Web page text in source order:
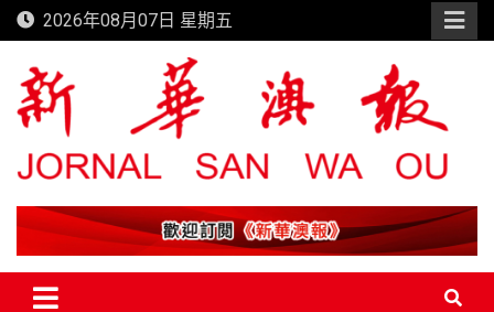
Skip
to
content
2026年08月07日 星期五
新華澳報